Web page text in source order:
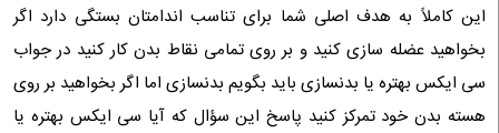
این کاملاً به هدف اصلی شما برای تناسب اندامتان بستگی دارد اگر
بخواهید عضله سازی کنید و بر روی تمامی نقاط بدن کار کنید در جواب
سی ایکس بهتره یا بدنسازی باید بگویم بدنسازی اما اگر بخواهید بر روی
هسته بدن خود تمرکز کنید پاسخ این سؤال که آیا سی ایکس بهتره یا